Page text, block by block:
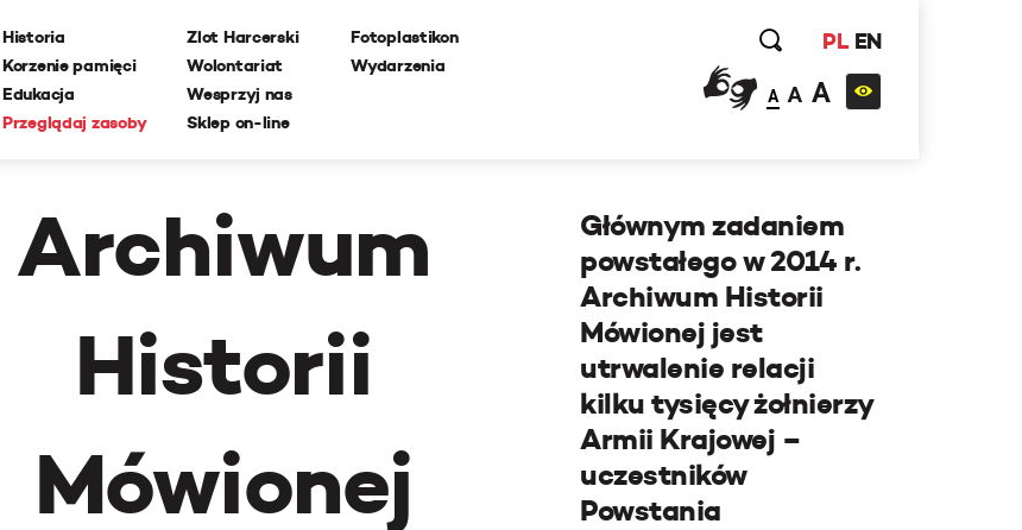
Historia
Korzenie pamięci
Edukacja
Przeglądaj zasoby
Zlot Harcerski
Wolontariat
Wesprzyj nas
Sklep on-line
Fotoplastikon
Wydarzenia
PL EN
A A A
Archiwum
Historii
Mówionej
Głównym zadaniem
powstałego w 2014 r.
Archiwum Historii
Mówionej jest
utrwalenie relacji
kilku tysięcy żołnierzy
Armii Krajowej –
uczestników
Powstania